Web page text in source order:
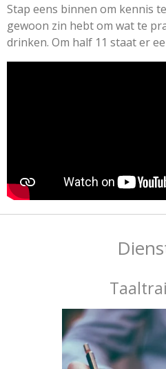
Stap eens binnen om kennis
gewoon zin hebt om wat te
drinken. Om half 11 staat er